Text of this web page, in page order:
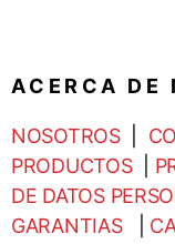
A C E R C A D E
NOSOTROS|
PRODUCTOS|
DE DATOS
GARANTIAS